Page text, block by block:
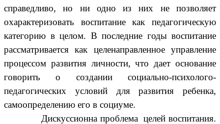
справедливо, но ни одно из них не позволяет
охарактеризовать воспитание как педагогическую
категорию в целом. В последние годы воспитание
рассматривается как целенаправленное управление
процессом развития личности, что дает основание
говорить о создании социально-психолого-
педагогических условий для развития ребенка,
самоопределению его в социуме.
Дискуссионна проблема целей воспитания.